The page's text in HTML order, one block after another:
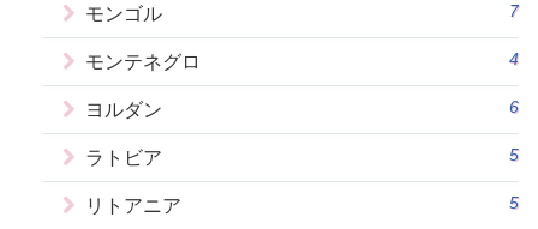
モンゴル 7
モンテネグロ 4
ヨルダン 6
ラトビア 5
リトアニア 5